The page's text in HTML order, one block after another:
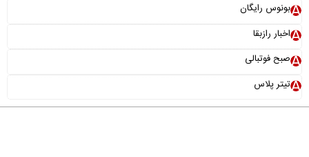
بونوس رایگان
اخبار رازبقا
صبح فوتبالی
تیتر پلاس